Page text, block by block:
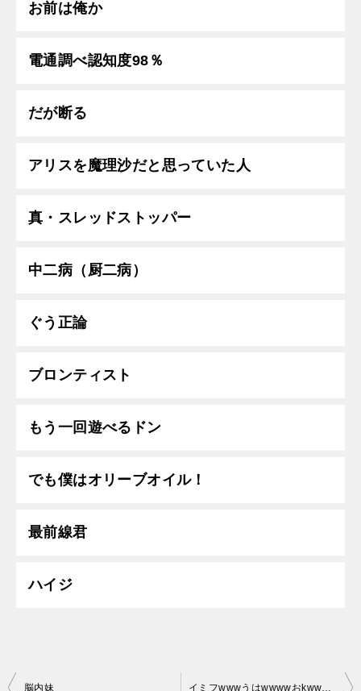
お前は俺か
電通調べ認知度98％
だが断る
アリスを魔理沙だと思っていた人
真・スレッドストッパー
中二病（厨二病）
ぐう正論
ブロンティスト
もう一回遊べるドン
でも僕はオリーブオイル！
最前線君
ハイジ
投
脳内妹 イミフwwwうはwwwwおkwwww